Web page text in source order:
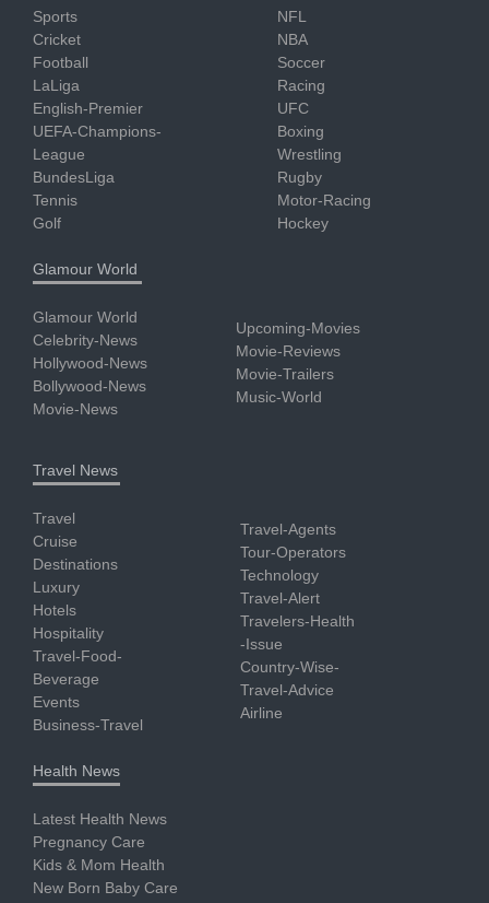
Sports
Cricket
Football
LaLiga
English-Premier
UEFA-Champions-
League
BundesLiga
Tennis
Golf
NFL
NBA
Soccer
Racing
UFC
Boxing
Wrestling
Rugby
Motor-Racing
Hockey
Glamour World
Glamour World
Celebrity-News
Hollywood-News
Bollywood-News
Movie-News
Upcoming-Movies
Movie-Reviews
Movie-Trailers
Music-World
Travel News
Travel
Cruise
Destinations
Luxury
Hotels
Hospitality
Travel-Food-
Beverage
Events
Business-Travel
Travel-Agents
Tour-Operators
Technology
Travel-Alert
Travelers-Health
-Issue
Country-Wise-
Travel-Advice
Airline
Health News
Latest Health News
Pregnancy Care
Kids & Mom Health
New Born Baby Care